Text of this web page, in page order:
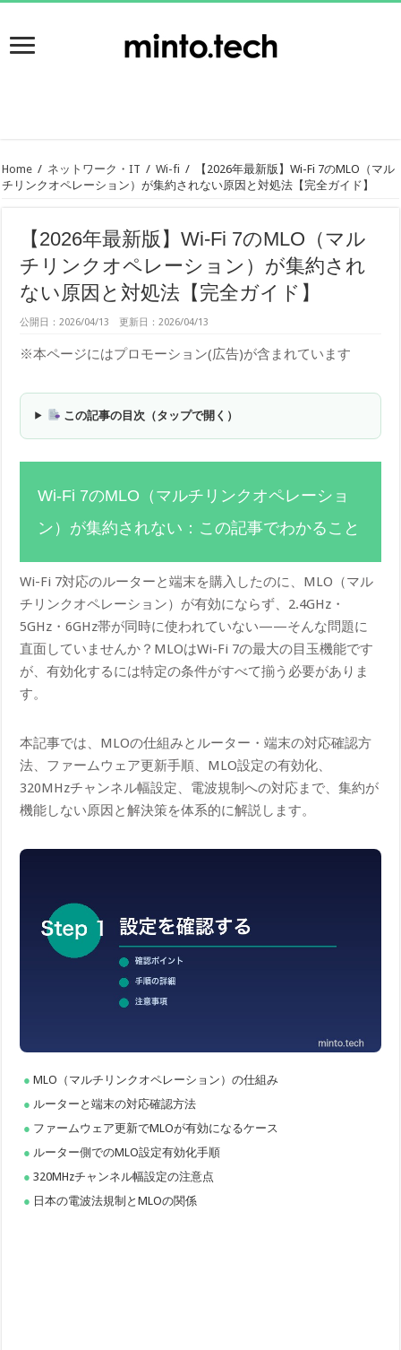
Home / ネットワーク・IT / Wi-fi /
【2026年最新版】Wi-Fi 7のMLO（マル
チリンクオペレーション）が集約されない原因と対処法【完全ガイド】
【2026年最新版】Wi-Fi 7のMLO（マル
チリンクオペレーション）が集約され
ない原因と対処法【完全ガイド】
公開日：2026/04/13 更新日：2026/04/13
※本ページにはプロモーション(広告)が含まれています
この記事の目次（タップで開く）
Wi-Fi 7のMLO（マルチリンクオペレーショ
ン）が集約されない：この記事でわかること
Wi-Fi 7対応のルーターと端末を購入したのに、MLO（マル
チリンクオペレーション）が有効にならず、2.4GHz・
5GHz・6GHz帯が同時に使われていない——そんな問題に
直面していませんか？MLOはWi-Fi 7の最大の目玉機能です
が、有効化するには特定の条件がすべて揃う必要がありま
す。
本記事では、MLOの仕組みとルーター・端末の対応確認方
法、ファームウェア更新手順、MLO設定の有効化、
320MHzチャンネル幅設定、電波規制への対応まで、集約が
機能しない原因と解決策を体系的に解説します。
MLO（マルチリンクオペレーション）の仕組み
ルーターと端末の対応確認方法
ファームウェア更新でMLOが有効になるケース
ルーター側でのMLO設定有効化手順
320MHzチャンネル幅設定の注意点
日本の電波法規制とMLOの関係